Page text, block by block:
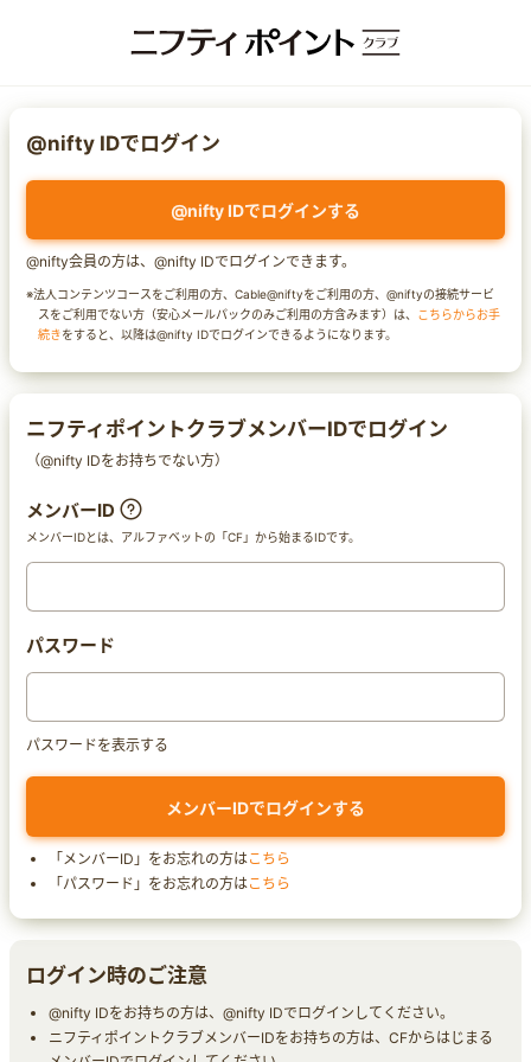
@nifty IDでログイン
@nifty IDでログインする
@nifty会員の方は、@nifty IDでログインできます。
※法人コンテンツコースをご利用の方、Cable@niftyをご利用の方、@niftyの接続サービ
スをご利用でない方（安心メールパックのみご利用の方含みます）は、 こちらからお手
続きをすると、以降は@nifty IDでログインできるようになります。
ニフティポイントクラブメンバーIDでログイン
（@nifty IDをお持ちでない方）
メンバーID
メンバーIDとは、アルファベットの「CF」から始まるIDです。
パスワード
パスワードを表示する
「メンバーID」をお忘れの方はこちら
「パスワード」をお忘れの方はこちら
ログイン時のご注意
@nifty IDをお持ちの方は、@nifty IDでログインしてください。
ニフティポイントクラブメンバーIDをお持ちの方は、CFからはじまる